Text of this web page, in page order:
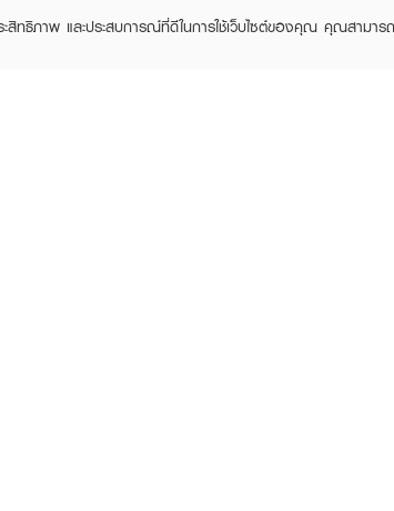
สิทธิภาพ และประสบการณ์ที่ดีในการใช้เว็บไซต์ของคุณ คุณสามาร